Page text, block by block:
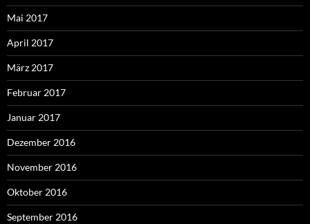
Mai 2017
April 2017
März 2017
Februar 2017
Januar 2017
Dezember 2016
November 2016
Oktober 2016
September 2016